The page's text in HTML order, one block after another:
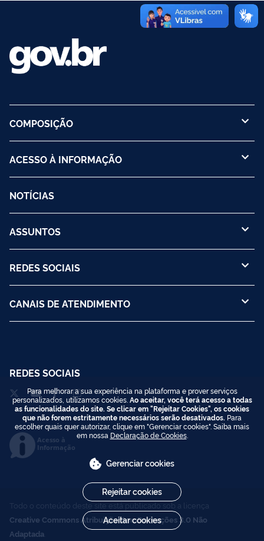
COMPOSIÇÃO
ACESSO À INFORMAÇÃO
NOTÍCIAS
ASSUNTOS
REDES SOCIAIS
CANAIS DE ATENDIMENTO
REDES SOCIAIS
Acesso à
Informação
Todo o conteúdo deste site está publicado sob a licença
Creative Commons Atribuição-SemDerivações 3.0 Não
Adaptada
Para melhorar a sua experiência na plataforma e prover serviços
personalizados, utilizamos cookies. Ao aceitar, você terá acesso a todas
as funcionalidades do site. Se clicar em "Rejeitar Cookies", os cookies
que não forem estritamente necessários serão desativados. Para
escolher quais quer autorizar, clique em "Gerenciar cookies". Saiba mais
em nossa Declaração de Cookies.
Gerenciar cookies
Rejeitar cookies
Aceitar cookies